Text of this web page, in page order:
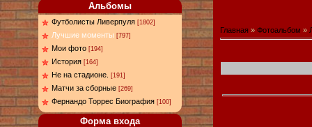
Альбомы
Футболисты Ливерпуля [1802]
Лучшие моменты [797]
Мои фото [194]
История [164]
Не на стадионе. [191]
Матчи за сборные [269]
Фернандо Торрес Биография [100]
Форма входа
Главная » Фотоальбом »